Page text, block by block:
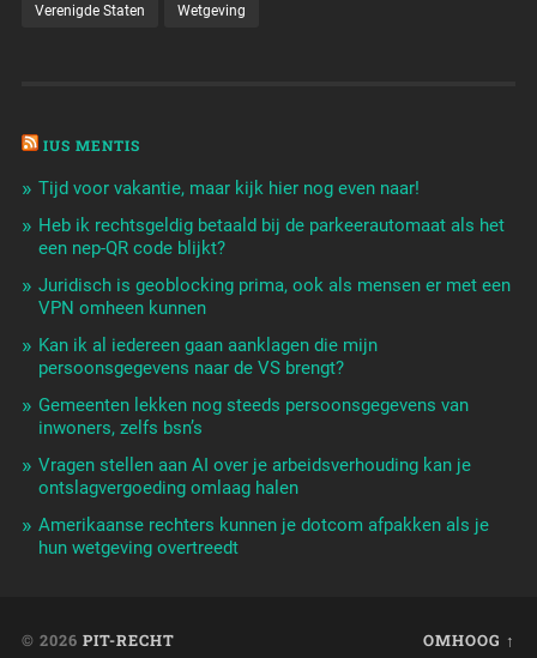
Verenigde Staten Wetgeving
IUS MENTIS
Tijd voor vakantie, maar kijk hier nog even naar!
Heb ik rechtsgeldig betaald bij de parkeerautomaat als het
een nep-QR code blijkt?
Juridisch is geoblocking prima, ook als mensen er met een
VPN omheen kunnen
Kan ik al iedereen gaan aanklagen die mijn
persoonsgegevens naar de VS brengt?
Gemeenten lekken nog steeds persoonsgegevens van
inwoners, zelfs bsn’s
Vragen stellen aan AI over je arbeidsverhouding kan je
ontslagvergoeding omlaag halen
Amerikaanse rechters kunnen je dotcom afpakken als je
hun wetgeving overtreedt
© 2026 PIT-RECHT OMHOOG ↑